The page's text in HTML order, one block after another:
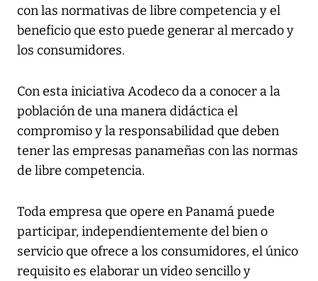
con las normativas de libre competencia y el
beneficio que esto puede generar al mercado y
los consumidores.
Con esta iniciativa Acodeco da a conocer a la
población de una manera didáctica el
compromiso y la responsabilidad que deben
tener las empresas panameñas con las normas
de libre competencia.
Toda empresa que opere en Panamá puede
participar, independientemente del bien o
servicio que ofrece a los consumidores, el único
requisito es elaborar un video sencillo y